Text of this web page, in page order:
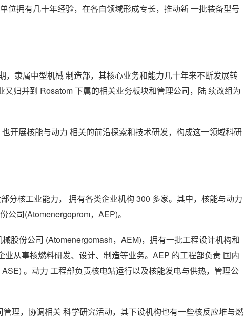
位拥有几十年经验，在各自领域形成专长，推动新 一批装备型号
隶属中型机械 制造部，其核心业务和能力几十年来不断发展转
归并到 Rosatom 下属的相关业务板块和管理公司，陆 续改组为
开展核能与动力 相关的前沿探索和技术研发，构成这一领域科研
分核工业能力， 拥有各类企业机构 300 多家。其中，核能与动力
公司(Atomenergoprom，AEP)。
股份公司 (Atomenergomash，AEM)，拥有一批工程设计机构和
从事核燃料研发、设计、制造等业务。AEP 的工程部负责 国内
。动力 工程部负责核电站运行以及核能发电与供热，管理公
理，协调相关 科学研究活动，其下设机构也有一些核反应堆与燃